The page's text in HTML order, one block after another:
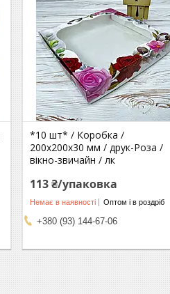
*10 шт* / Коробка /
200х200х30 мм / друк-Роза /
вікно-звичайн / лк
113 ₴/упаковка
Немає в наявності Оптом і в роздріб
+380 (93) 144-67-06